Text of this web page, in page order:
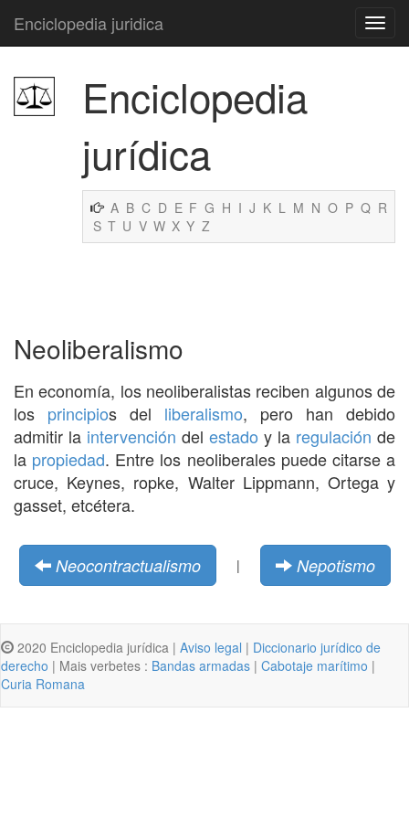
Enciclopedia juridica
Enciclopedia
jurídica
A B C D E F G H I J K L M N O P Q R
S T U V W X Y Z
Neoliberalismo
En economía, los neoliberalistas reciben algunos de
los principios del liberalismo, pero han debido
admitir la intervención del estado y la regulación de
la propiedad. Entre los neoliberales puede citarse a
cruce, Keynes, ropke, Walter Lippmann, Ortega y
gasset, etcétera.
Neocontractualismo | Nepotismo
2020 Enciclopedia jurídica | Aviso legal | Diccionario jurídico de
derecho | Mais verbetes : Bandas armadas | Cabotaje marítimo |
Curia Romana